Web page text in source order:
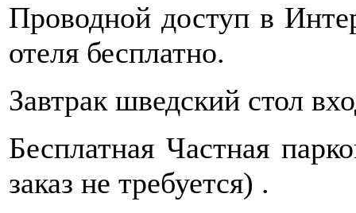
Проводной доступ в
отеля бесплатно.
Завтрак шведский стол
Бесплатная Частная
заказ не требуется) .